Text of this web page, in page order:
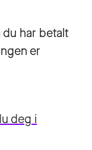
du har betalt
er
deg i